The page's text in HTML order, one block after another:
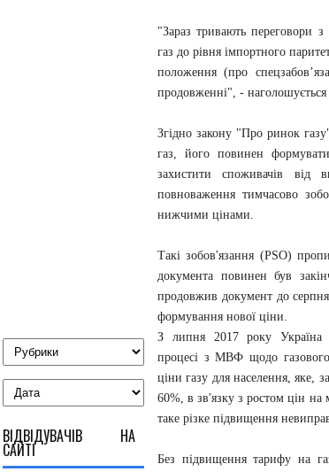
"Зараз тривають
газ до рівня імпортного
положення (про
продовженні", -
Згідно закону "Про ринок
газ, його повинен
захистити споживачів від
повноваження тимчасово
нижчими цінами.
Такі зобов'язання (PSO)
документа повинен був
продовжив документ до
формування нової ціни.
З липня 2017 року Україна
процесі з МВФ щодо
ціни газу для населення, яке,
60%, в зв'язку з ростом цін на
таке різке підвищення
Без підвищення тарифу на
ВІДВІДУВАЧІВ НА
САЙТІ